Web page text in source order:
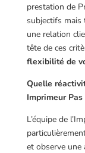
prestation de
subjectifs
une relation
tête de ces
flexibilité de
Quelle
Imprimeur
L’équipe de
et observe